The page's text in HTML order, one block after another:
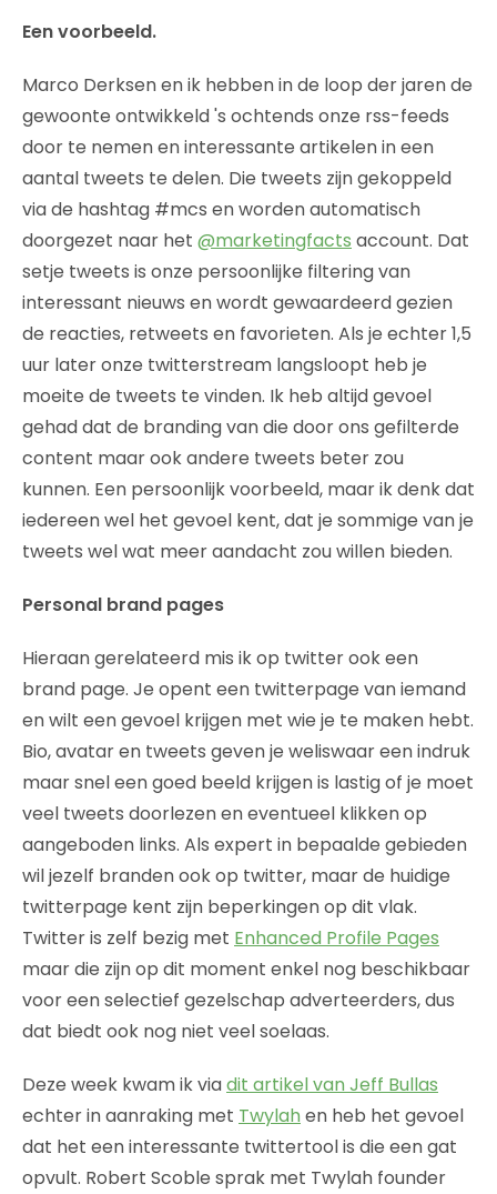
Een voorbeeld.
Marco Derksen en ik hebben in de loop der jaren de
gewoonte ontwikkeld 's ochtends onze rss-feeds
door te nemen en interessante artikelen in een
aantal tweets te delen. Die tweets zijn gekoppeld
via de hashtag #mcs en worden automatisch
doorgezet naar het @marketingfacts account. Dat
setje tweets is onze persoonlijke filtering van
interessant nieuws en wordt gewaardeerd gezien
de reacties, retweets en favorieten. Als je echter 1,5
uur later onze twitterstream langsloopt heb je
moeite de tweets te vinden. Ik heb altijd gevoel
gehad dat de branding van die door ons gefilterde
content maar ook andere tweets beter zou
kunnen. Een persoonlijk voorbeeld, maar ik denk dat
iedereen wel het gevoel kent, dat je sommige van je
tweets wel wat meer aandacht zou willen bieden.
Personal brand pages
Hieraan gerelateerd mis ik op twitter ook een
brand page. Je opent een twitterpage van iemand
en wilt een gevoel krijgen met wie je te maken hebt.
Bio, avatar en tweets geven je weliswaar een indruk
maar snel een goed beeld krijgen is lastig of je moet
veel tweets doorlezen en eventueel klikken op
aangeboden links. Als expert in bepaalde gebieden
wil jezelf branden ook op twitter, maar de huidige
twitterpage kent zijn beperkingen op dit vlak.
Twitter is zelf bezig met Enhanced Profile Pages
maar die zijn op dit moment enkel nog beschikbaar
voor een selectief gezelschap adverteerders, dus
dat biedt ook nog niet veel soelaas.
Deze week kwam ik viadit artikel van Jeff Bullas
echter in aanraking met Twylah en heb het gevoel
dat het een interessante twittertool is die een gat
opvult. Robert Scoble sprak met Twylah founder